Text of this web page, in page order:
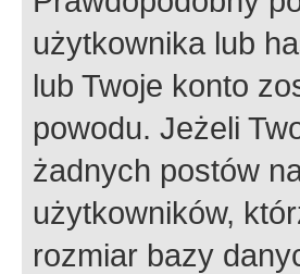
użytkownika lub
lub Twoje konto
powodu. Jeżeli
żadnych postów
użytkowników,
rozmiar bazy